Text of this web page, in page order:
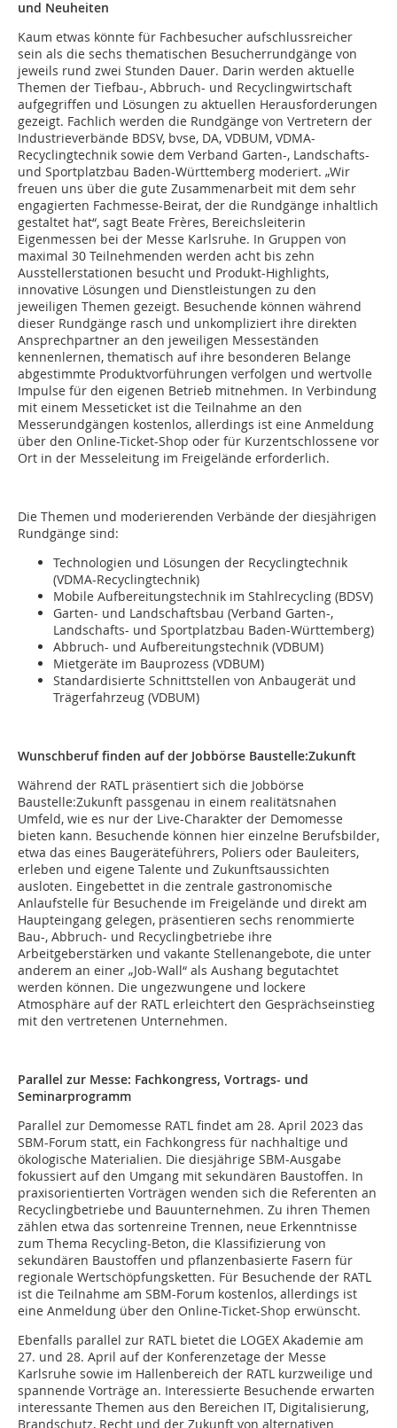
und Neuheiten
Kaum etwas könnte für Fachbesucher aufschlussreicher
sein als die sechs thematischen Besucherrundgänge von
jeweils rund zwei Stunden Dauer. Darin werden aktuelle
Themen der Tiefbau-, Abbruch- und Recyclingwirtschaft
aufgegriffen und Lösungen zu aktuellen Herausforderungen
gezeigt. Fachlich werden die Rundgänge von Vertretern der
Industrieverbände BDSV, bvse, DA, VDBUM, VDMA-
Recyclingtechnik sowie dem Verband Garten-, Landschafts-
und Sportplatzbau Baden-Württemberg moderiert. „Wir
freuen uns über die gute Zusammenarbeit mit dem sehr
engagierten Fachmesse-Beirat, der die Rundgänge inhaltlich
gestaltet hat“, sagt Beate Frères, Bereichsleiterin
Eigenmessen bei der Messe Karlsruhe. In Gruppen von
maximal 30 Teilnehmenden werden acht bis zehn
Ausstellerstationen besucht und Produkt-Highlights,
innovative Lösungen und Dienstleistungen zu den
jeweiligen Themen gezeigt. Besuchende können während
dieser Rundgänge rasch und unkompliziert ihre direkten
Ansprechpartner an den jeweiligen Messeständen
kennenlernen, thematisch auf ihre besonderen Belange
abgestimmte Produktvorführungen verfolgen und wertvolle
Impulse für den eigenen Betrieb mitnehmen. In Verbindung
mit einem Messeticket ist die Teilnahme an den
Messerundgängen kostenlos, allerdings ist eine Anmeldung
über den Online-Ticket-Shop oder für Kurzentschlossene vor
Ort in der Messeleitung im Freigelände erforderlich.
Die Themen und moderierenden Verbände der diesjährigen
Rundgänge sind:
Technologien und Lösungen der Recyclingtechnik
(VDMA-Recyclingtechnik)
Mobile Aufbereitungstechnik im Stahlrecycling (BDSV)
Garten- und Landschaftsbau (Verband Garten-,
Landschafts- und Sportplatzbau Baden-Württemberg)
Abbruch- und Aufbereitungstechnik (VDBUM)
Mietgeräte im Bauprozess (VDBUM)
Standardisierte Schnittstellen von Anbaugerät und
Trägerfahrzeug (VDBUM)
Wunschberuf finden auf der Jobbörse Baustelle:Zukunft
Während der RATL präsentiert sich die Jobbörse
Baustelle:Zukunft passgenau in einem realitätsnahen
Umfeld, wie es nur der Live-Charakter der Demomesse
bieten kann. Besuchende können hier einzelne Berufsbilder,
etwa das eines Baugeräteführers, Poliers oder Bauleiters,
erleben und eigene Talente und Zukunftsaussichten
ausloten. Eingebettet in die zentrale gastronomische
Anlaufstelle für Besuchende im Freigelände und direkt am
Haupteingang gelegen, präsentieren sechs renommierte
Bau-, Abbruch- und Recyclingbetriebe ihre
Arbeitgeberstärken und vakante Stellenangebote, die unter
anderem an einer „Job-Wall“ als Aushang begutachtet
werden können. Die ungezwungene und lockere
Atmosphäre auf der RATL erleichtert den Gesprächseinstieg
mit den vertretenen Unternehmen.
Parallel zur Messe: Fachkongress, Vortrags- und
Seminarprogramm
Parallel zur Demomesse RATL findet am 28. April 2023 das
SBM-Forum statt, ein Fachkongress für nachhaltige und
ökologische Materialien. Die diesjährige SBM-Ausgabe
fokussiert auf den Umgang mit sekundären Baustoffen. In
praxisorientierten Vorträgen wenden sich die Referenten an
Recyclingbetriebe und Bauunternehmen. Zu ihren Themen
zählen etwa das sortenreine Trennen, neue Erkenntnisse
zum Thema Recycling-Beton, die Klassifizierung von
sekundären Baustoffen und pflanzenbasierte Fasern für
regionale Wertschöpfungsketten. Für Besuchende der RATL
ist die Teilnahme am SBM-Forum kostenlos, allerdings ist
eine Anmeldung über den Online-Ticket-Shop erwünscht.
Ebenfalls parallel zur RATL bietet die LOGEX Akademie am
27. und 28. April auf der Konferenzetage der Messe
Karlsruhe sowie im Hallenbereich der RATL kurzweilige und
spannende Vorträge an. Interessierte Besuchende erwarten
interessante Themen aus den Bereichen IT, Digitalisierung,
Brandschutz, Recht und der Zukunft von alternativen